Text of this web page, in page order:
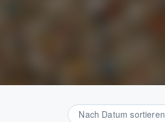
Nach Datum sortieren